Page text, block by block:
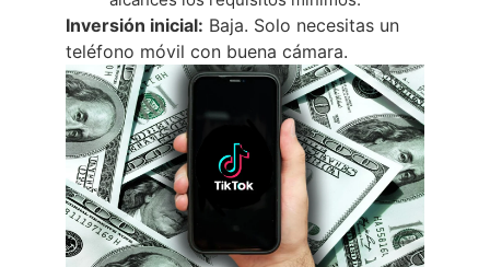
Inversión inicial: Baja. Solo necesitas un
teléfono móvil con buena cámara.